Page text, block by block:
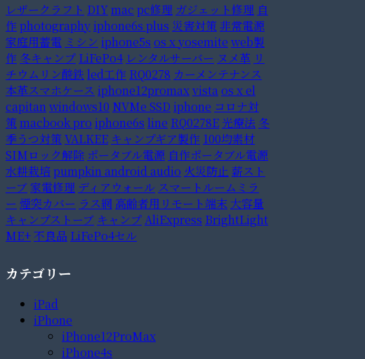
レザークラフト DIYmac pc修理 ガジェット修理 自
作 photography iphone6s plus 災害対策非常電源
家庭用蓄電 ミシン iphone5s os x yosemite web製
作 冬キャンプ LiFePo4 レンタルサーバー ヌメ革 リ
チウムリン酸鉄 led工作 RQ0278 カーメンテナンス
本革スマホケース iphone12promaxvista os x el
capitan windows10 NVMe SSD iphone コロナ対
策macbook pro iphone6s line RQ0278E 光療法 冬
季うつ対策VALKEE キャンプギア製作 100均素材
SIMロック解除 ポータブル電源 自作ポータブル電源
水耕栽培pumpkin android audio 火災防止 薪スト
ーブ家電修理 ディアウォール スマートルームミラ
ー 煙突カバー ラス網 高齢者用リモート端末 大容量
キャンプストーブ キャンプ AliExpress BrightLight
ME+不良品 LiFePo4セル
カテゴリー
iPad
iPhone
iPhone12ProMax
iPhone4s